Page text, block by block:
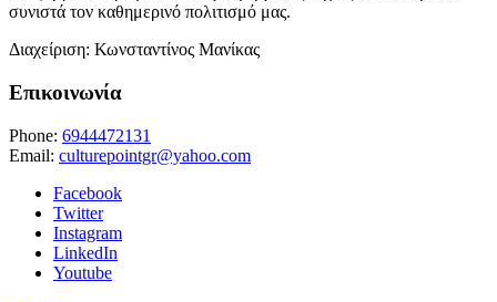
συνιστά τον καθημερινό πολιτισμό μας.
Διαχείριση: Κωνσταντίνος Μανίκας
Επικοινωνία
Phone: 6944472131
Email: culturepointgr@yahoo.com
Facebook
Twitter
Instagram
LinkedIn
Youtube